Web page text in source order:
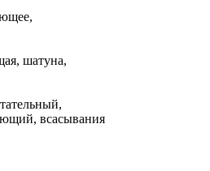
шатуна,
всасывания